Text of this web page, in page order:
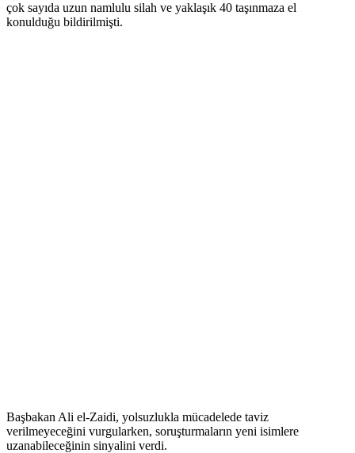
çok sayıda uzun namlulu silah ve yaklaşık 40 taşınmaza el
konulduğu bildirilmişti.
Başbakan Ali el-Zaidi, yolsuzlukla mücadelede taviz
verilmeyeceğini vurgularken, soruşturmaların yeni isimlere
uzanabileceğinin sinyalini verdi.